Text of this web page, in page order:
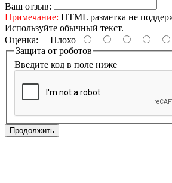
Ваш отзыв:
Примечание: HTML разметка не
Используйте обычный текст.
Оценка: Плохо
Защита от роботов
Введите код в поле ниже
Продолжить